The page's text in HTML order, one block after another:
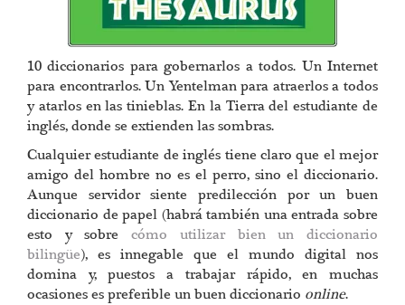
10 diccionarios para gobernarlos a todos. Un Internet
para encontrarlos. Un Yentelman para atraerlos a todos
y atarlos en las tinieblas. En la Tierra del estudiante de
inglés, donde se extienden las sombras.
Cualquier estudiante de inglés tiene claro que el mejor
amigo del hombre no es el perro, sino el diccionario.
Aunque servidor siente predilección por un buen
diccionario de papel (habrá también una entrada sobre
esto y sobrecómo utilizar bien un diccionario
bilingüe), es innegable que el mundo digital nos
domina y, puestos a trabajar rápido, en muchas
ocasiones es preferible un buen diccionario online.